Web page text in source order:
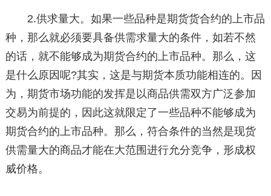
2.供求量大。如果一些品种是期货货合约的上市品
种，那么就必须要具备供需求量大的条件，如若不然
的话，就不能够成为期货合约的上市品种。那么，这
是什么原因呢?其实，这是与期货本质功能相连的。因
为，期货市场功能的发挥是以商品供需双方广泛参加
交易为前提的，因此这就限定了一些品种不能够成为
期货合约的上市品种。那么，符合条件的当然是现货
供需量大的商品才能在大范围进行允分竞争，形成权
威价格。